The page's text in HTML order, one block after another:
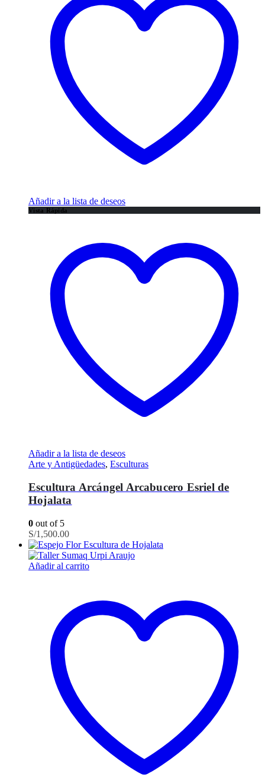
Añadir a la lista de deseos
Vista Rápida
Añadir a la lista de deseos
Arte y Antigüedades, Esculturas
Escultura Arcángel Arcabucero Esriel de
Hojalata
0 out of 5
S/1,500.00
Añadir al carrito